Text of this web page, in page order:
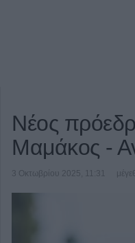
Νέος
Μαμάκος -
3 Οκτωβρίου 2025, 11:31